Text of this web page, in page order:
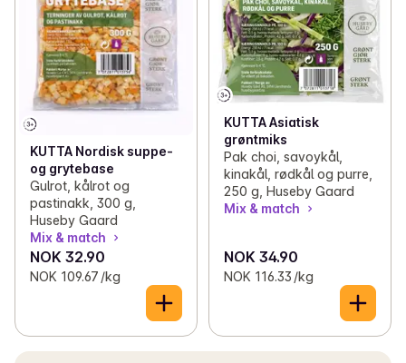
KUTTA Nordisk suppe-
og grytebase
Gulrot, kålrot og
pastinakk, 300 g,
Huseby Gaard
Mix & match
NOK 32.90
NOK 109.67 /kg
KUTTA Asiatisk
grøntmiks
Pak choi, savoykål,
kinakål, rødkål og purre,
250 g, Huseby Gaard
Mix & match
NOK 34.90
NOK 116.33 /kg